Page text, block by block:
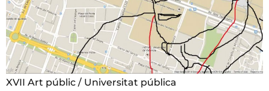
XVII Art públic / Universitat pública